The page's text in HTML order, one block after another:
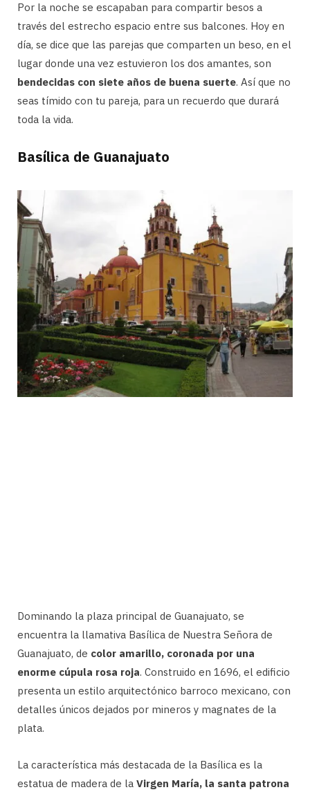
Por la noche se escapaban para compartir besos a
través del estrecho espacio entre sus balcones. Hoy en
día, se dice que las parejas que comparten un beso, en el
lugar donde una vez estuvieron los dos amantes, son
bendecidas con siete años de buena suerte. Así que no
seas tímido con tu pareja, para un recuerdo que durará
toda la vida.
Basílica de Guanajuato
Dominando la plaza principal de Guanajuato, se
encuentra la llamativa Basílica de Nuestra Señora de
Guanajuato, de color amarillo, coronada por una
enorme cúpula rosa roja. Construido en 1696, el edificio
presenta un estilo arquitectónico barroco mexicano, con
detalles únicos dejados por mineros y magnates de la
plata.
La característica más destacada de la Basílica es la
estatua de madera de la Virgen María, la santa patrona